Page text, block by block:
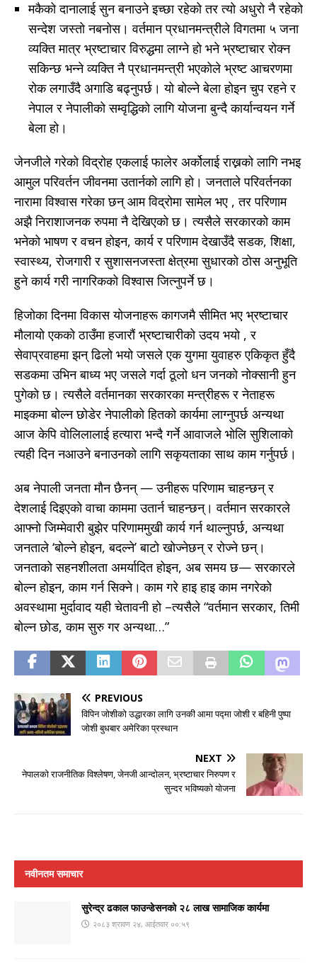
मकैको दानालाई सुन बनाउने इच्छा रहेको तर त्यो अधुरो नै रहेको
सन्देश जस्तो नबनोस। वर्तमान प्रधानमन्त्रीले विगतमा ५ जना
व्यक्ति मात्र भ्रष्टाचार विरुद्धमा लाग्ने हो भने भ्रष्टाचार रोक्न
सकिन्छ भन्ने व्यक्ति नै प्रधानमन्त्री भएकोले भ्रष्ट आचरणमा
रोक लगाउँदै अगाडि बढ्नुपर्छ। यो बोल्ने बेला होइन चुप रहने र
नेपाल र नेपालीको सम्वृद्धिको लागि योजना बुन्दै कार्यान्वयन गर्ने
बेला हो।
जेनजीले गरेको विद्रोह एकलाई फालेर अर्कोलाई राख्नको लागि नभइ
आमुल परिवर्तन जीवनमा उतार्नको लागि हो। जनताले परिवर्तनका
नारामा विश्वास गरेका छन् आम विद्रोमा सामेल भए , तर परिणाम
अझै निराशाजनक रुपमा नै देखिएको छ। त्यसैले सरकारको काम
भनेको भाषण र वचन होइन, कार्य र परिणाम देखाउँदै सडक, शिक्षा,
स्वास्थ्य, रोजगारी र सुशासनजस्ता क्षेत्रमा सुधारको ठोस अनुभूति
हुने कार्य गरी नागरिकको विश्वास जित्नुपर्ने छ।
हिजोका दिनमा विकास योजनाहरू कागजमै सीमित भए भ्रष्टाचार
मौलायो एकको ठाउँमा हजारौं भ्रष्टाचारीको उदय भयो , र
सेवाप्रवाहमा झन् ढिलो भयो जसले एक युगमा युवाहरु एकिकृत हुँदै
सडकमा उभिन बाध्य भए जसले गर्दा ठूलो धन जनको नोक्सानी हुन
पुगेको छ। त्यसैले वर्तमानका‌ सरकारका मन्त्रीहरू र नेताहरू
माइकमा बोल्न छोडेर नेपालीको हितको कार्यमा‌ लाग्नुपर्छ अन्यथा
आज केपि वोलिलालाई हत्यारा भन्दै गर्ने आवाजले भोलि सुशिलाको
त्यही दिन नआउने बनाउनको लागि सकृयताका साथ काम गर्नुपर्छ।
अब नेपाली जनता मौन छैनन् — उनीहरू परिणाम चाहन्छन् र
देशलाई दिइएको वाचा काममा उतार्न चाहन्छन्। वर्तमान सरकारले
आफ्नो जिम्मेवारी बुझेर परिणाममुखी कार्य गर्न थाल्नुपर्छ, अन्यथा
जनताले ‘बोल्ने होइन, बदल्ने’ बाटो खोज्नेछन् र रोज्ने छन्।
जनताको सहनशीलता अमर्यादित होइन, अब समय छ— सरकारले
बोल्न होइन, काम गर्न सिक्ने। काम गरे हाइ हाइ काम नगरेको
अवस्थामा मुर्दावाद यही चेतावनी हो –त्यसैल‌े “वर्तमान सरकार, तिमी
बोल्न छोड, काम सुरु गर अन्यथा…”
PREVIOUS
विपिन जोशीको उद्धारका लागि उनकी आमा पद्मा जोशी र बहिनी पुष्पा
जोशी बुधबार अमेरिका प्रस्थान
NEXT
नेपालको राजनीतिक विश्लेषण, जेनजी आन्दोलन, भ्रष्टाचार निरुपण र
सुन्दर भविष्यको योजना
नवीनतम समाचार
सुरेन्द्र ढकाल फाउन्डेसनको २८ लाख सामाजिक कार्यमा
२०८३ श्रावण २४, आईतवार ००:५९